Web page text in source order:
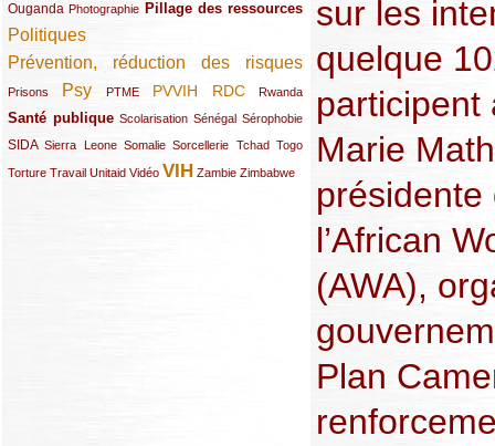
Ouganda
(29/289) Photographie
(27/289) Pillage des ressources
(77/289)
Politiques
(120/289)
Prévention, réduction des risques
(131/289)
Prisons
(22/289) Psy
(119/289) PTME
(12/289) PVVIH
(111/289) RDC
(104/289) Rwanda
(23/289)
Santé publique
(59/289) Scolarisation
(9/289) Sénégal
(13/289) Sérophobie
(19/289)
SIDA
(29/289)Sierra Leone
(13/289) Somalie
(12/289) Sorcellerie
(19/289) Tchad
(10/289) Togo
(15/289)
Torture
(17/289)Travail
(21/289) Unitaid
(26/289) Vidéo
(23/289) VIH
(154/289) Zambie
(12/289) Zimbabwe
(21/289)
sur les
quelque
participent
Marie
l’African
(AWA),
Plan